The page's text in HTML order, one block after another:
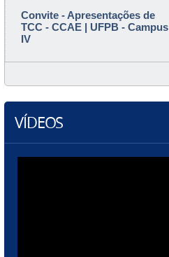
Convite - Apresentações de
TCC - CCAE | UFPB - Campus
IV
VÍDEOS